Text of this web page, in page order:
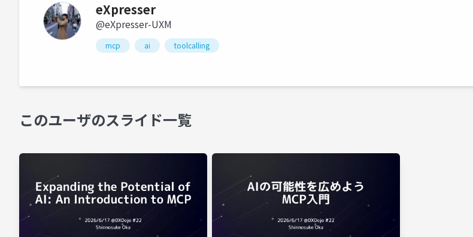
eXpresser
@eXpresser-UXM
mcp ai toolcalling
このユーザのスライド一覧